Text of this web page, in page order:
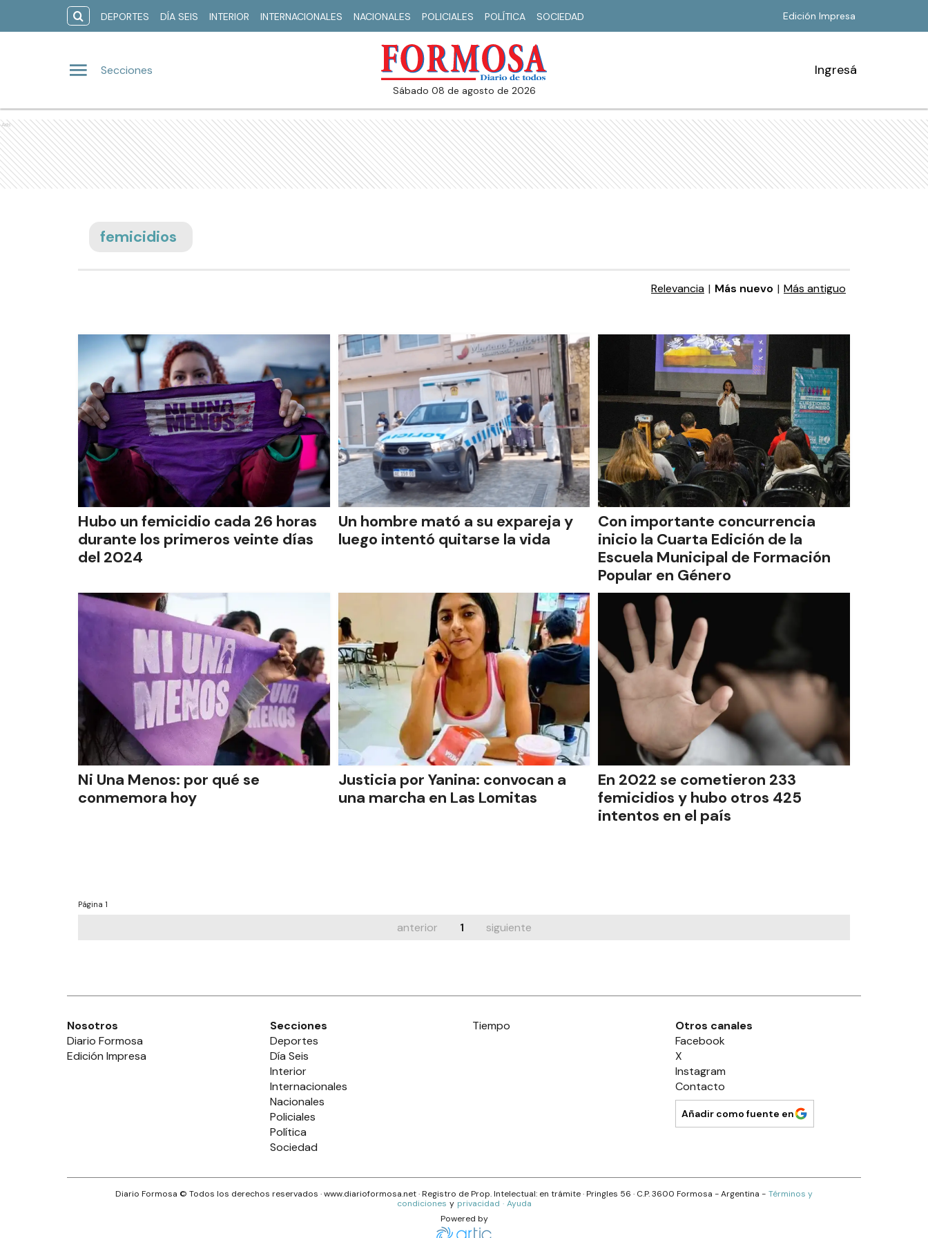
DEPORTES DÍA SEIS INTERIOR INTERNACIONALES NACIONALES POLICIALES POLÍTICA SOCIEDAD Edición Impresa
Secciones
sábado 08 de agosto de 2026
Ingresá
Ads
femicidios
Relevancia | Más nuevo | Más antiguo
Hubo un femicidio cada 26 horas
durante los primeros veinte días
del 2024
Un hombre mató a su expareja y
luego intentó quitarse la vida
Con importante concurrencia
inicio la Cuarta Edición de la
Escuela Municipal de Formación
Popular en Género
Ni Una Menos: por qué se
conmemora hoy
Justicia por Yanina: convocan a
una marcha en Las Lomitas
En 2022 se cometieron 233
femicidios y hubo otros 425
intentos en el país
Página 1
anterior 1 siguiente
Nosotros
Diario Formosa
Edición Impresa
Secciones
Deportes
Día Seis
Interior
Internacionales
Nacionales
Policiales
Política
Sociedad
Tiempo
Otros canales
Facebook
X
Instagram
Contacto
Añadir como fuente en
Diario Formosa © Todos los derechos reservados · www.diarioformosa.net· Registro de Prop. Intelectual: en trámite ·Pringles 56 · C.P.3600 Formosa - Argentina - Términos y
condiciones y privacidad · Ayuda
Powered by